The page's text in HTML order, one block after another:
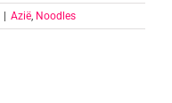
Azië, Noodles